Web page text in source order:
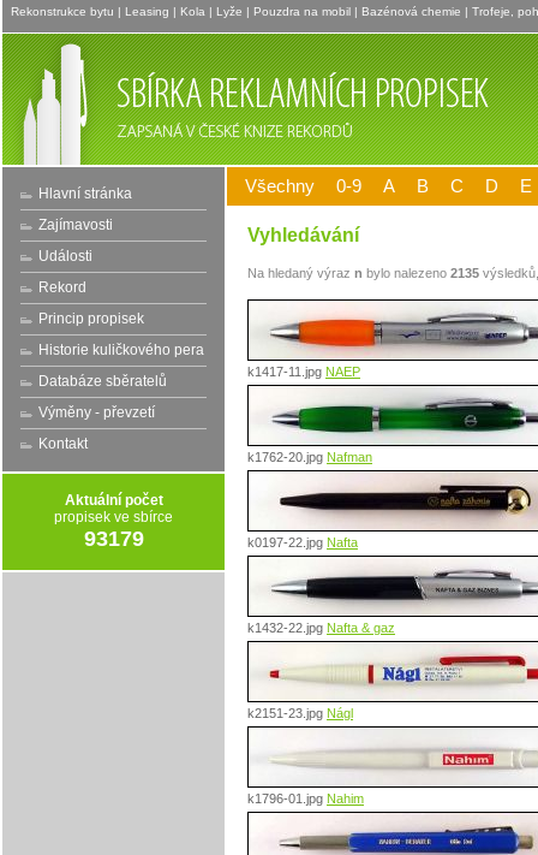
Rekonstrukce bytu | Leasing | Kola | Lyže | Pouzdra na mobil | Bazénová chemie | Trofeje,
Hlavní stránka
Zajímavosti
Události
Rekord
Princip propisek
Historie kuličkového pera
Databáze sběratelů
Výměny - převzetí
Kontakt
Aktuální počet
propisek ve sbírce
93179
Všechny 0-9 A B C D E
Vyhledávání
Na hledaný výraz n bylo nalezeno 2135
k1417-11.jpg NAEP
k1762-20.jpg Nafman
k0197-22.jpg Nafta
k1432-22.jpg Nafta & gaz
k2151-23.jpg Nágl
k1796-01.jpg Nahim